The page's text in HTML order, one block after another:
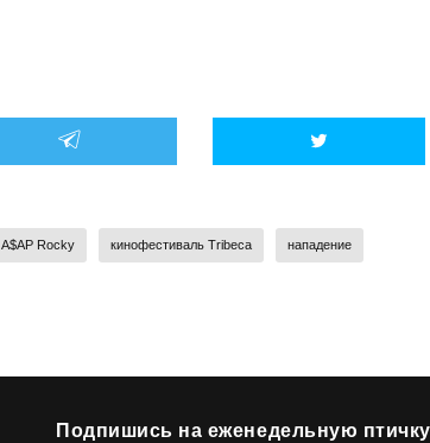
A$AP Rocky кинофестиваль Tribeca нападение
Подпишись на еженедельную птичку